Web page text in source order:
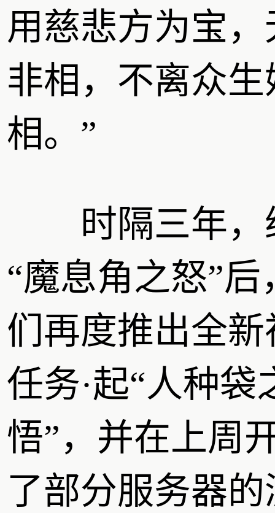
用慈悲方为宝，
非相，不离众生
相。”
时隔三年，
“魔息角之怒”后
们再度推出全新
任务·起“人种袋
悟”，并在上周
了部分服务器的